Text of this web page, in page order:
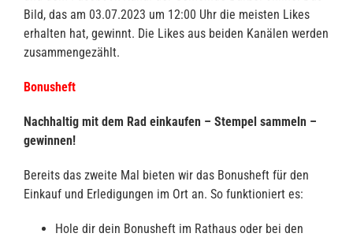
Bild, das am 03.07.2023 um 12:00 Uhr die meisten Likes
erhalten hat, gewinnt. Die Likes aus beiden Kanälen werden
zusammengezählt.
Bonusheft
Nachhaltig mit dem Rad einkaufen – Stempel sammeln –
gewinnen!
Bereits das zweite Mal bieten wir das Bonusheft für den
Einkauf und Erledigungen im Ort an. So funktioniert es:
Hole dir dein Bonusheft im Rathaus oder bei den